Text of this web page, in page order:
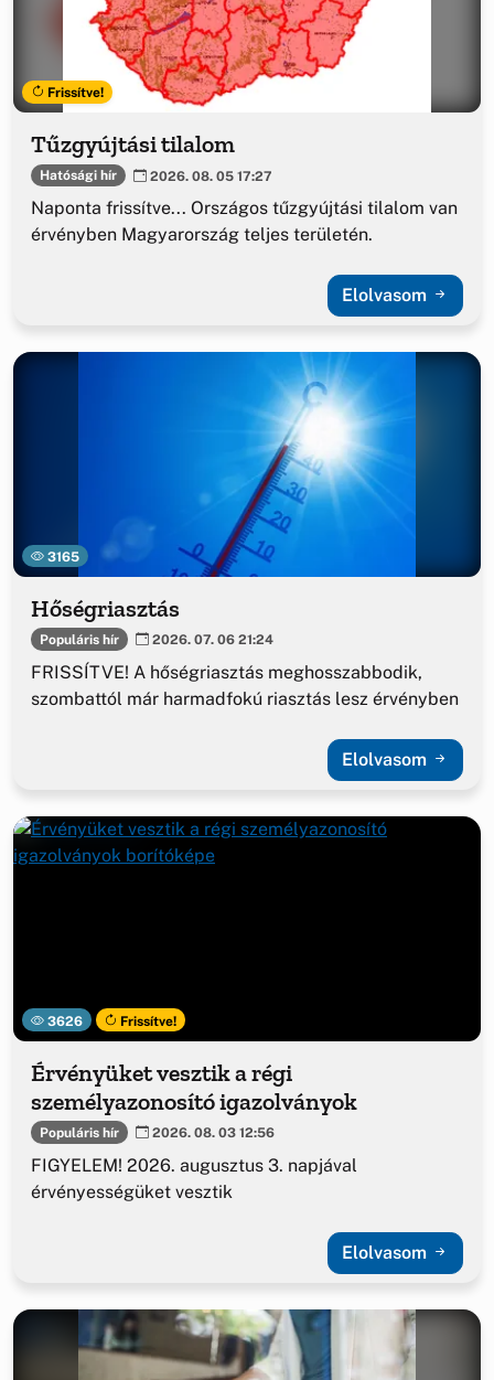
Frissítve!
Tűzgyújtási tilalom
Hatósági hír 2026. 08. 05 17:27
Naponta frissítve... Országos tűzgyújtási tilalom van
érvényben Magyarország teljes területén.
Elolvasom
3165
Hőségriasztás
Populáris hír 2026. 07. 06 21:24
FRISSÍTVE! A hőségriasztás meghosszabbodik,
szombattól már harmadfokú riasztás lesz érvényben
Elolvasom
3626 Frissítve!
Érvényüket vesztik a régi
személyazonosító igazolványok
Populáris hír 2026. 08. 03 12:56
FIGYELEM! 2026. augusztus 3. napjával
érvényességüket vesztik
Elolvasom